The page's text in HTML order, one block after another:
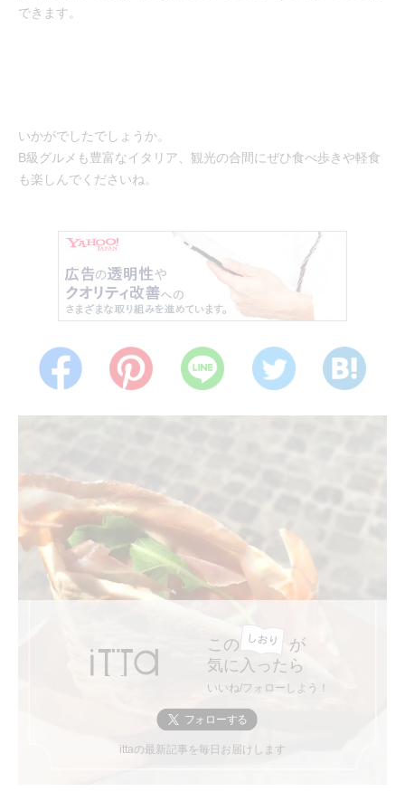
できます。
いかがでしたでしょうか。
B級グルメも豊富なイタリア、観光の合間にぜひ食べ歩きや軽食
も楽しんでくださいね。
この
が
気に入ったら
いいね/フォローしよう！
ittaの最新記事を毎日お届けします